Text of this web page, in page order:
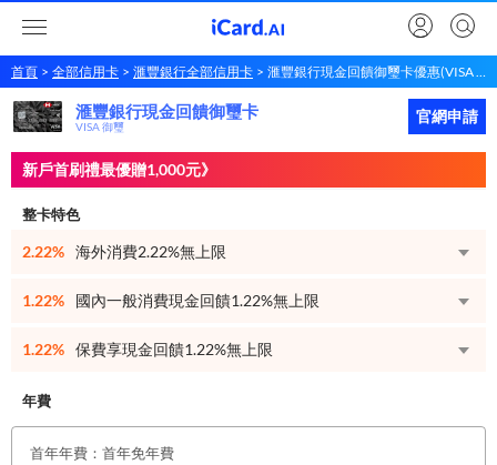
首頁 全部信用卡 滙豐銀行全部信用卡 滙豐銀行現金回饋御璽卡優惠(VISA 御璽)
滙豐銀行現金回饋御璽卡 立即申請
滙豐銀行現金回饋御璽卡
VISA 御璽
官網申請
新戶首刷禮最優贈1,000元》
整卡特色
2.22% 海外消費2.22%無上限
1.22% 國內一般消費現金回饋1.22%無上限
1.22% 保費享現金回饋1.22%無上限
年費
首年年費：首年免年費